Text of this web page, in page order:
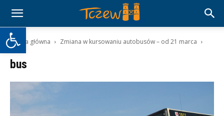
Otwórz pasek narzędzi
Strona główna
Zmiana w kursowaniu autobusów – od 21 marca
bus
bus